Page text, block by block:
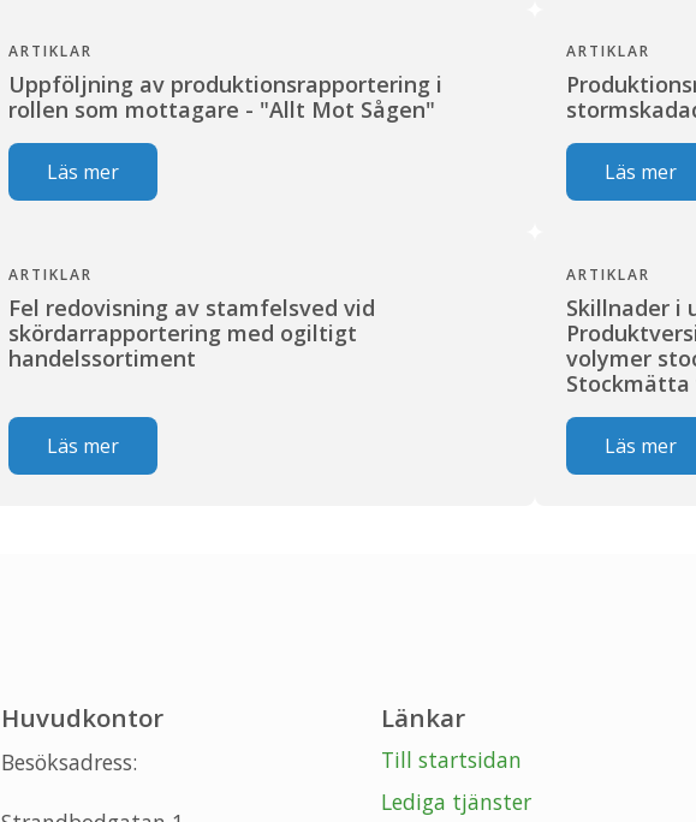
ARTIKLAR
Uppföljning av produktionsrapportering i
rollen som mottagare - "Allt Mot Sågen"
Läs mer
ARTIKLAR
Läs mer
ARTIKLAR
Fel redovisning av stamfelsved vid
skördarrapportering med ogiltigt
handelssortiment
Läs mer
ARTIKLAR
Skillnader i
volymer
Stockmätta
Läs mer
Huvudkontor
Besöksadress:
Länkar
Till startsidan
Lediga tjänster